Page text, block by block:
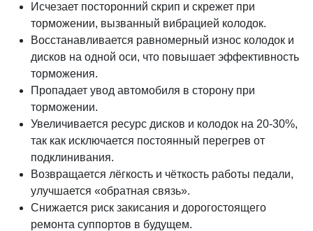
Исчезает посторонний скрип и скрежет при
торможении, вызванный вибрацией колодок.
Восстанавливается равномерный износ колодок и
дисков на одной оси, что повышает эффективность
торможения.
Пропадает увод автомобиля в сторону при
торможении.
Увеличивается ресурс дисков и колодок на 20-30%,
так как исключается постоянный перегрев от
подклинивания.
Возвращается лёгкость и чёткость работы педали,
улучшается «обратная связь».
Снижается риск закисания и дорогостоящего
ремонта суппортов в будущем.